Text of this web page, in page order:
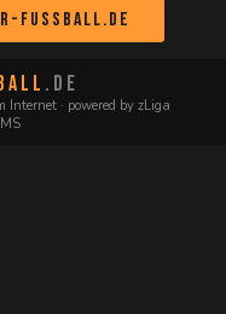
Fussball.de
.DE
· powered by zLiga